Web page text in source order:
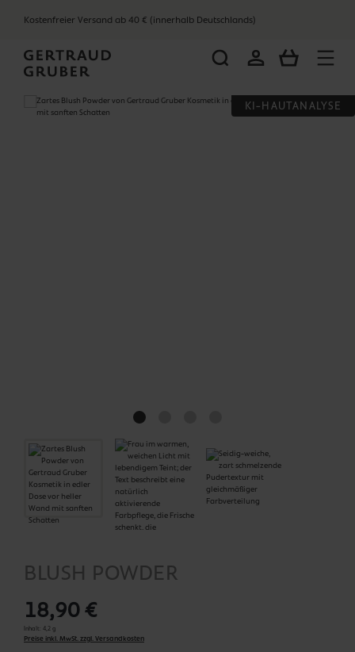
Kostenfreier Versand ab 40 € (innerhalb Deutschlands)
KI-HAUTANALYSE
Bildergalerie überspringen
BLUSH POWDER
18,90 €
Inhalt: 4,2 g
Preise inkl. MwSt. zzgl. Versandkosten